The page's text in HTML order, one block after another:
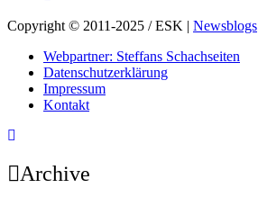
Copyright © 2011-2025 / ESK | Newsblogs
Webpartner: Steffans Schachseiten
Datenschutzerklärung
Impressum
Kontakt
Archive